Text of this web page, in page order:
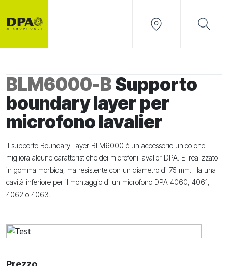
BLM6000-BSupporto
boundary layer per
microfono lavalier
Il supporto Boundary Layer BLM6000 è un accessorio unico che
migliora alcune caratteristiche dei microfoni lavalier DPA. E' realizzato
in gomma morbida, ma resistente con un diametro di 75 mm. Ha una
cavità inferiore per il montaggio di un microfono DPA 4060, 4061,
4062 o 4063.